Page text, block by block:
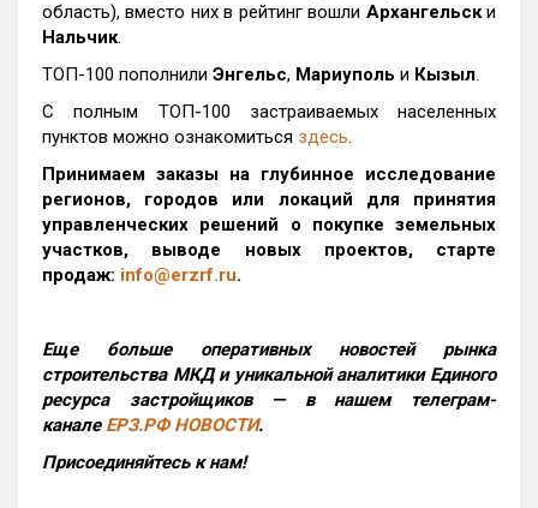
область), вместо них в рейтинг вошли Архангельски
Нальчик.
ТОП-100 пополнили Энгельс, Мариуполь и Кызыл.
С полным ТОП-100 застраиваемых населенных
пунктов можно ознакомиться здесь.
Принимаем заказы на глубинное исследование
регионов, городов или локаций для принятия
управленческих решений о покупке земельных
участков, выводе новых проектов, старте
продаж: info@erzrf.ru.
Еще больше оперативных новостей рынка
строительства МКД и уникальной аналитики Единого
ресурса застройщиков — в нашем телеграм-
канале ЕРЗ.РФ НОВОСТИ.
Присоединяйтесь к нам!